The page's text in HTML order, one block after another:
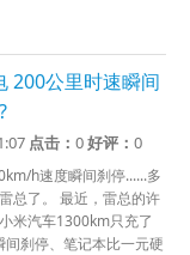
200公里时速瞬间
点击：0好评：0
h速度瞬间刹停......多
总了。 最近，雷总的许
米汽车1300km只充了
刹停、笔记本比一元硬